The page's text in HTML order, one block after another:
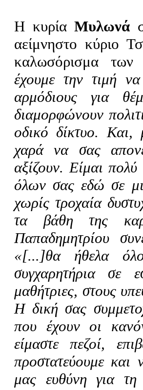
Η κυρίαΜυλωνά
αείμνηστο κύριο
καλωσόρισμα
έχουμε την τιμή
αρμόδιους για
διαμορφώνουν
οδικό δίκτυο.
χαρά να σας
αξίζουν. Είμαι
όλων σας εδώ σε
χωρίς τροχαία
τα βάθη της
Παπαδημητρίου
«[...]θα ήθελα
συγχαρητήρια σε
μαθήτριες, στους
Η δική σας
που έχουν οι
είμαστε πεζοί,
προστατεύουμε και
μας ευθύνη για